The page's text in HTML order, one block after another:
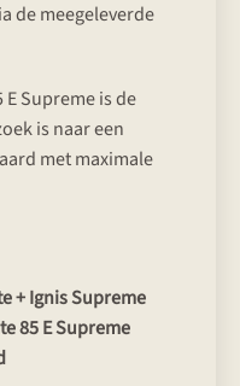
de meegeleverde
Supreme is de
is naar een
met maximale
+ Ignis Supreme
85 E Supreme